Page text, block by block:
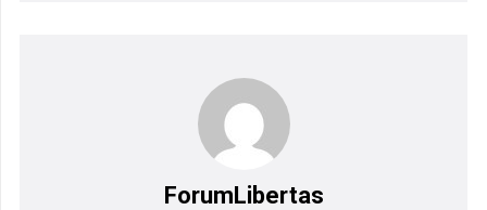
ForumLibertas